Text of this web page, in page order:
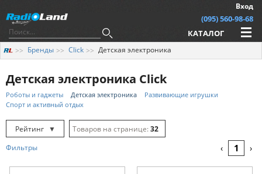
Вход
(095) 560-98-68
КАТАЛОГ
Бренды Click Детская электроника
Детская электроника Click
Роботы и гаджеты Детская электроника
Развивающие игрушки
Спорт и активный отдых
Рейтинг
▼
Рейтинг
32
Фильтры ‹ 1 ›